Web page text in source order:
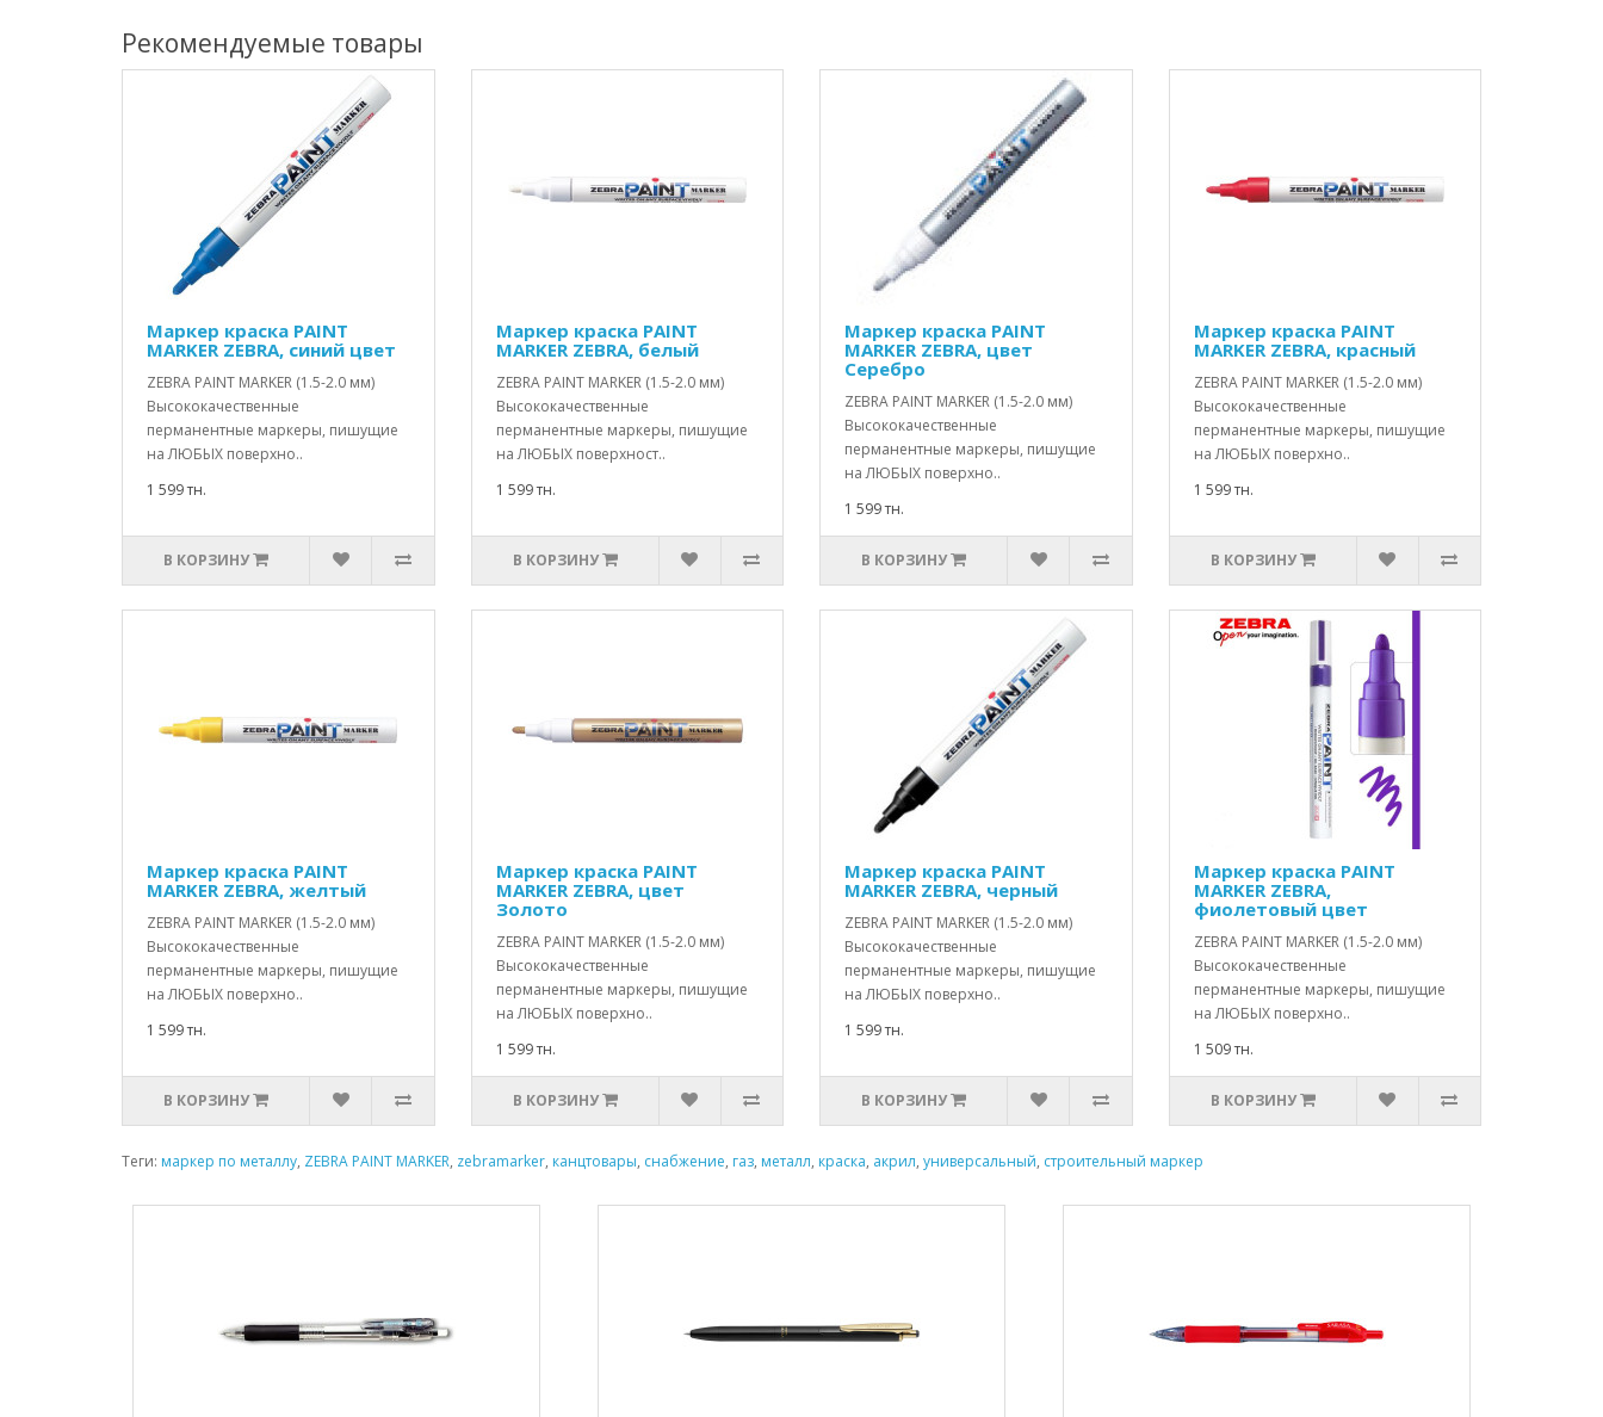
Рекомендуемые товары
Маркер краска PAINT
MARKER ZEBRA, синий цвет
ZEBRA PAINT MARKER (1.5-2.0 мм)
Высококачественные
перманентные маркеры, пишущие
на ЛЮБЫХ поверхно..
1 599 тн.
В КОРЗИНУ
Маркер краска PAINT
MARKER ZEBRA, белый
ZEBRA PAINT MARKER (1.5-2.0 мм)
Высококачественные
перманентные маркеры, пишущие
на ЛЮБЫХ поверхност..
1 599 тн.
В КОРЗИНУ
Маркер краска PAINT
MARKER ZEBRA, цвет
Серебро
ZEBRA PAINT MARKER (1.5-2.0 мм)
Высококачественные
перманентные маркеры, пишущие
на ЛЮБЫХ поверхно..
1 599 тн.
В КОРЗИНУ
Маркер краска PAINT
MARKER ZEBRA, красный
ZEBRA PAINT MARKER (1.5-2.0 мм)
Высококачественные
перманентные маркеры, пишущие
на ЛЮБЫХ поверхно..
1 599 тн.
В КОРЗИНУ
Маркер краска PAINT
MARKER ZEBRA, желтый
ZEBRA PAINT MARKER (1.5-2.0 мм)
Высококачественные
перманентные маркеры, пишущие
на ЛЮБЫХ поверхно..
1 599 тн.
В КОРЗИНУ
Маркер краска PAINT
MARKER ZEBRA, цвет
Золото
ZEBRA PAINT MARKER (1.5-2.0 мм)
Высококачественные
перманентные маркеры, пишущие
на ЛЮБЫХ поверхно..
1 599 тн.
В КОРЗИНУ
Маркер краска PAINT
MARKER ZEBRA, черный
ZEBRA PAINT MARKER (1.5-2.0 мм)
Высококачественные
перманентные маркеры, пишущие
на ЛЮБЫХ поверхно..
1 599 тн.
В КОРЗИНУ
Маркер краска PAINT
MARKER ZEBRA,
фиолетовый цвет
ZEBRA PAINT MARKER (1.5-2.0 мм)
Высококачественные
перманентные маркеры, пишущие
на ЛЮБЫХ поверхно..
1 509 тн.
В КОРЗИНУ
Теги: маркер по металлу, ZEBRA PAINT MARKER, zebramarker, канцтовары, снабжение, газ, металл, краска, акрил, универсальный, строительный маркер